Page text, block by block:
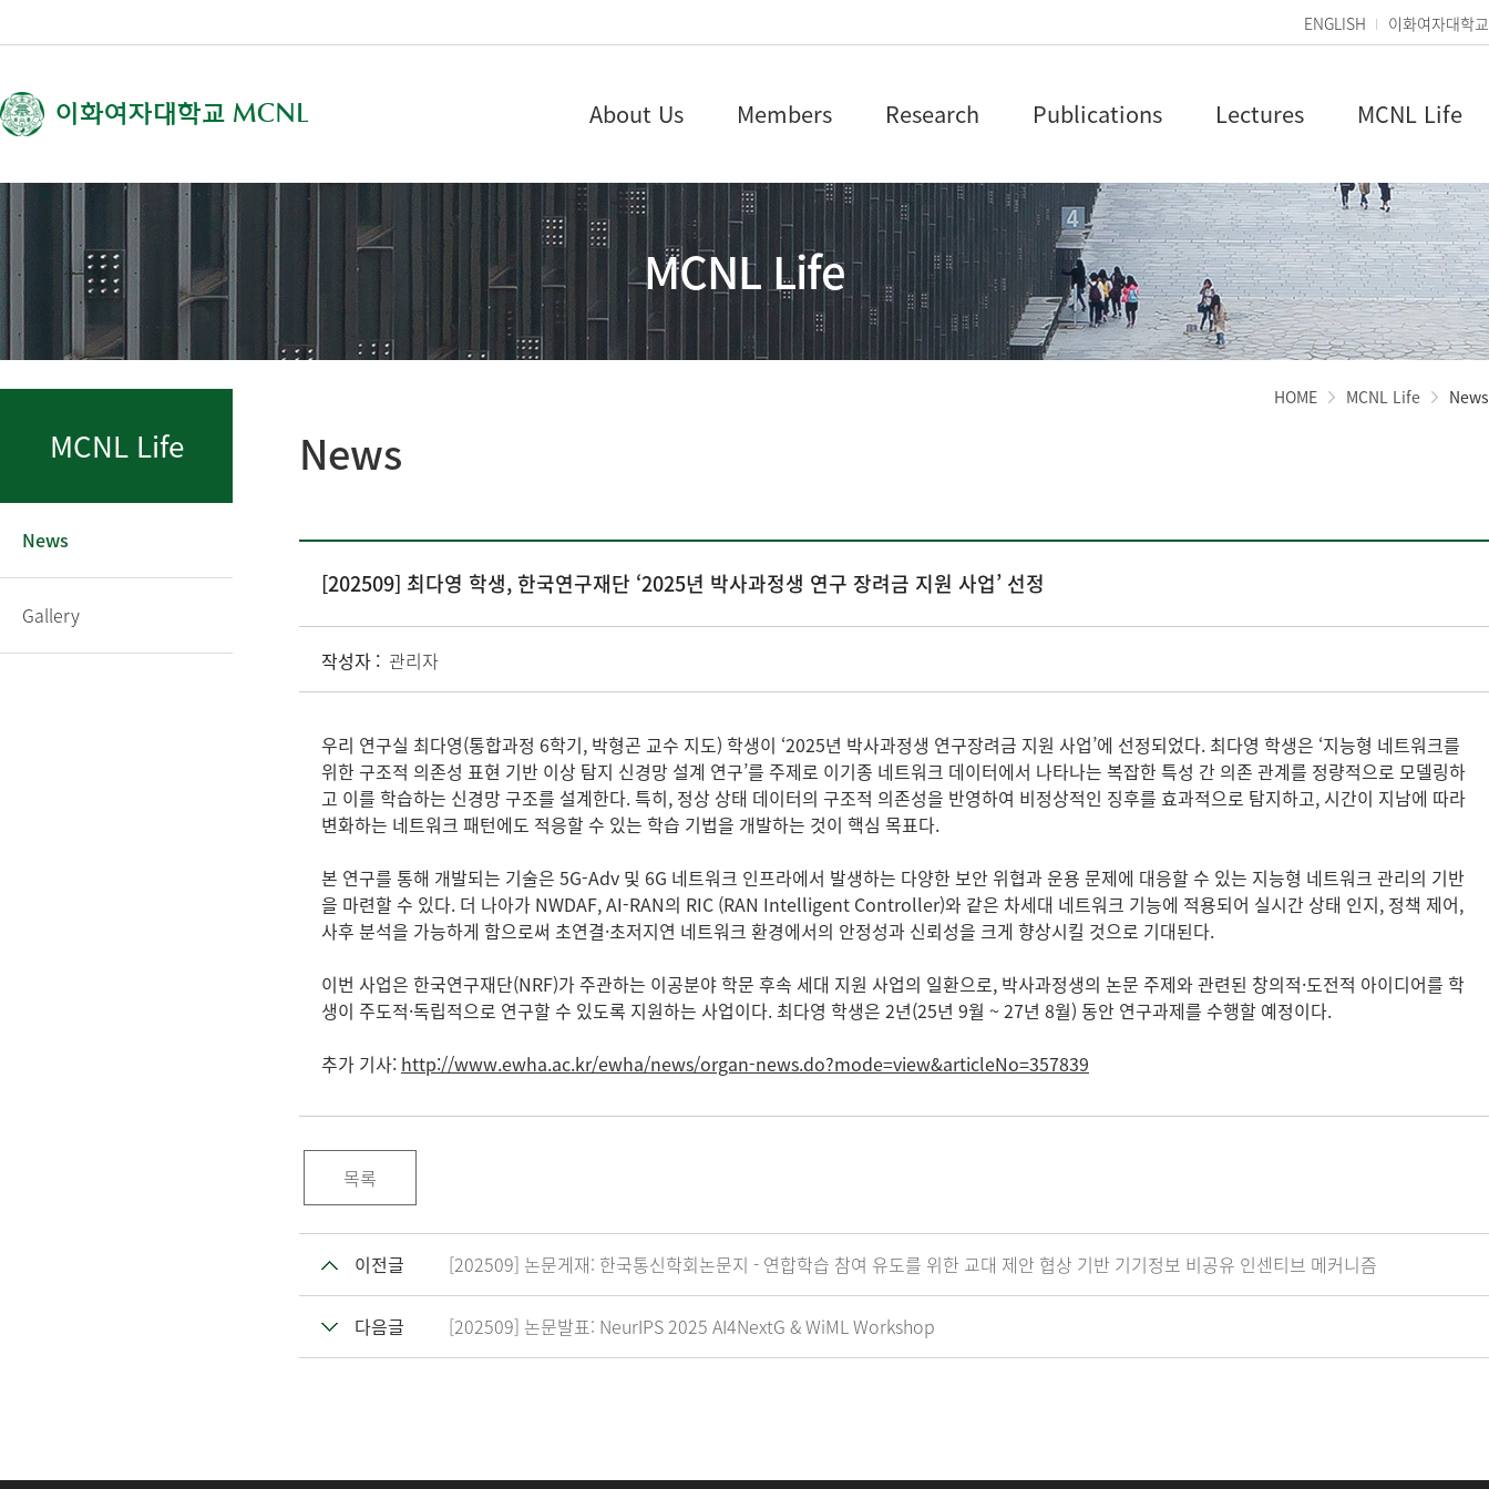
ENGLISH 이화여자대학교
이화여자대학교 MCNL About Us Members Research Publications Lectures MCNL Life
MCNL Life
MCNL Life
News
Gallery
HOME MCNL Life News
News
[202509] 최다영 학생, 한국연구재단 ‘2025년 박사과정생 연구 장려금 지원 사업’ 선정
작성자 : 관리자
우리 연구실 최다영(통합과정 6학기, 박형곤 교수 지도) 학생이 ‘2025년 박사과정생 연구장려금 지원 사업’에 선정되었다. 최다영 학생은 ‘지능형 네트워크를
위한 구조적 의존성 표현 기반 이상 탐지 신경망 설계 연구’를 주제로 이기종 네트워크 데이터에서 나타나는 복잡한 특성 간 의존 관계를 정량적으로 모델링하
고 이를 학습하는 신경망 구조를 설계한다. 특히, 정상 상태 데이터의 구조적 의존성을 반영하여 비정상적인 징후를 효과적으로 탐지하고, 시간이 지남에 따라
변화하는 네트워크 패턴에도 적응할 수 있는 학습 기법을 개발하는 것이 핵심 목표다.
본 연구를 통해 개발되는 기술은 5G-Adv 및 6G 네트워크 인프라에서 발생하는 다양한 보안 위협과 운용 문제에 대응할 수 있는 지능형 네트워크 관리의 기반
을 마련할 수 있다. 더 나아가 NWDAF, AI-RAN의 RIC (RAN Intelligent Controller)와 같은 차세대 네트워크 기능에 적용되어 실시간 상태 인지, 정책 제어,
사후 분석을 가능하게 함으로써 초연결·초저지연 네트워크 환경에서의 안정성과 신뢰성을 크게 향상시킬 것으로 기대된다.
이번 사업은 한국연구재단(NRF)가 주관하는 이공분야 학문 후속 세대 지원 사업의 일환으로, 박사과정생의 논문 주제와 관련된 창의적·도전적 아이디어를 학
생이 주도적·독립적으로 연구할 수 있도록 지원하는 사업이다. 최다영 학생은 2년(25년 9월 ~ 27년 8월) 동안 연구과제를 수행할 예정이다.
추가 기사: http://www.ewha.ac.kr/ewha/news/organ-news.do?mode=view&articleNo=357839
목록
이전글 [202509] 논문게재: 한국통신학회논문지 - 연합학습 참여 유도를 위한 교대 제안 협상 기반 기기정보 비공유 인센티브 메커니즘
다음글 [202509] 논문발표: NeurIPS 2025 AI4NextG & WiML Workshop